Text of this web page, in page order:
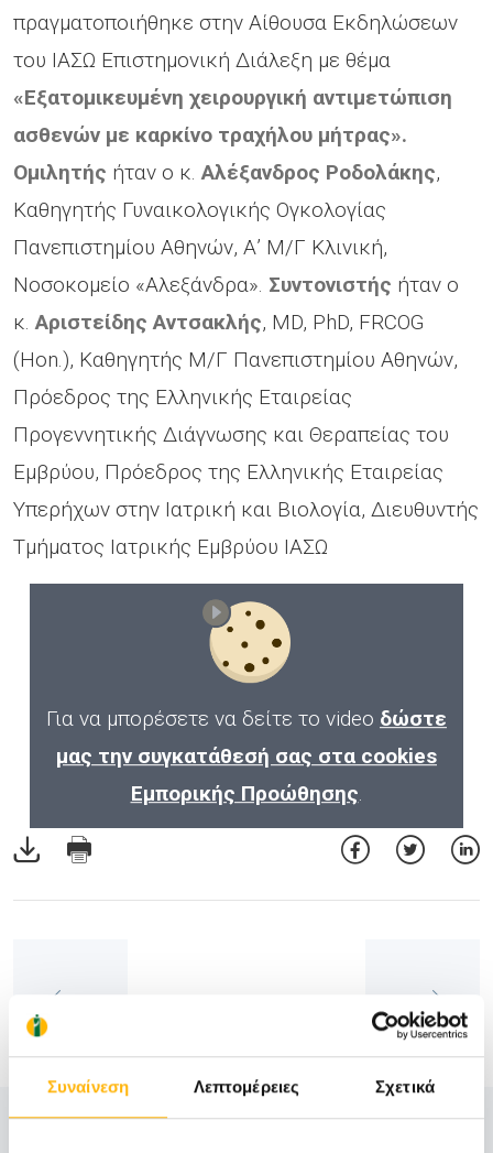
Συναίνεση Λεπτομέρειες Σχετικά
πραγματοποιήθηκε στην Αίθουσα Εκδηλώσεων
του ΙΑΣΩ Επιστημονική Διάλεξη με θέμα
«Εξατομικευμένη χειρουργική αντιμετώπιση
ασθενών με καρκίνο τραχήλου μήτρας».
Ομιλητής ήταν ο κ.Αλέξανδρος Ροδολάκης,
Καθηγητής Γυναικολογικής Ογκολογίας
Πανεπιστημίου Αθηνών, Α’ Μ/Γ Κλινική,
Νοσοκομείο «Αλεξάνδρα». Συντονιστής ήταν ο
κ.Αριστείδης Αντσακλής, MD, PhD, FRCOG
(Hon.), Καθηγητής Μ/Γ Πανεπιστημίου Αθηνών,
Πρόεδρος της Ελληνικής Εταιρείας
Προγεννητικής Διάγνωσης και Θεραπείας του
Εμβρύου, Πρόεδρος της Ελληνικής Εταιρείας
Υπερήχων στην Ιατρική και Βιολογία, Διευθυντής
Τμήματος Ιατρικής Εμβρύου ΙΑΣΩ
Για να μπορέσετε να δείτε το video δώστε
μας την συγκατάθεσή σας στα cookies
Εμπορικής Προώθησης.